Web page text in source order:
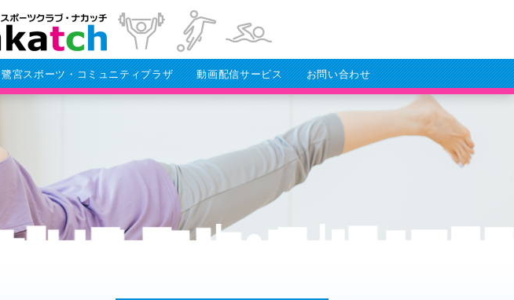
鷺宮スポーツ・コミュニティプラザ 動画配信サービス お問い合わせ